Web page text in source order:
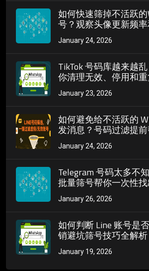
如何快速筛掉不活跃
号？观察头像更新频
惯
January 24, 2026
TikTok 号码库越来越
你清理无效、停用和重
January 23, 2026
如何避免给不活跃的
发消息？号码过滤提
号码
January 24, 2026
Telegram 号码太多不
批量筛号帮你一次性
January 26, 2026
如何判断 Line 账号是
销避坑筛号技巧全解析
January 19, 2026